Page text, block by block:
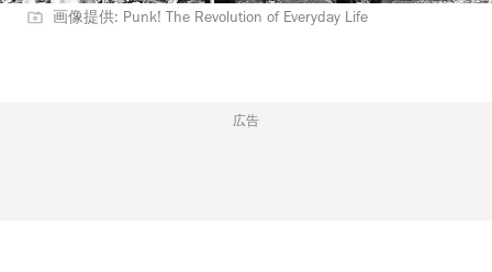
画像提供: Punk! The Revolution of Everyday Life
広告